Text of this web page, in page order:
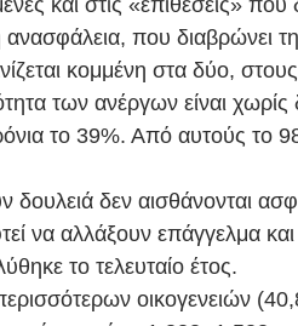
και στις «επιθέσεις»
ανασφάλεια, που διαβρώνει
κομμένη στα δύο,
των ανέργων είναι χωρίς
το 39%. Από αυτούς το
δεν αισθάνονται
να αλλάξουν επάγγελμα
το τελευταίο έτος.
οικογενειών